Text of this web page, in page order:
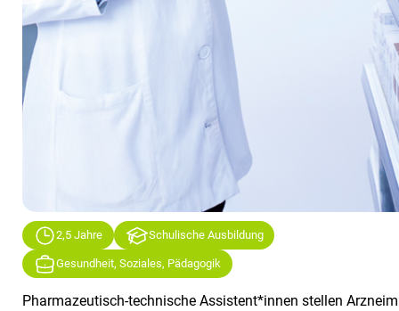
2,5 Jahre Schulische Ausbildung
Gesundheit, Soziales, Pädagogik
Pharmazeutisch-technische Assistent*innen stellen